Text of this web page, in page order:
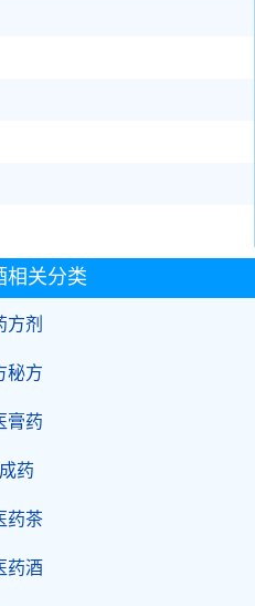
相关分类
方剂
秘方
膏药
药
药茶
药酒